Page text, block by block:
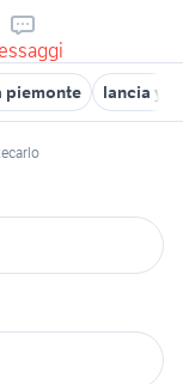
piemonte lancia